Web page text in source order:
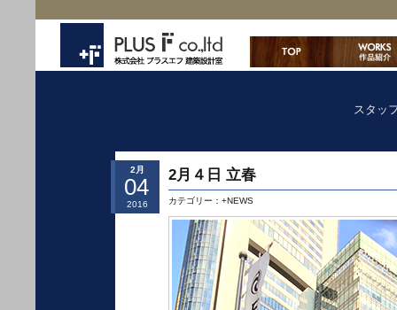
スタッ
2月
04
2016
2月４日 立春
カテゴリー： +NEWS